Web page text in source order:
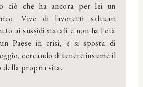
ciò che ha ancora per lei un
Vive di lavoretti saltuari
ai sussidi statali e non ha l'età
Paese in crisi, e si sposta di
cercando di tenere insieme il
della propria vita.